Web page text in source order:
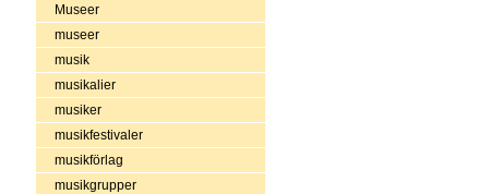
Museer
museer
musik
musikalier
musiker
musikfestivaler
musikförlag
musikgrupper